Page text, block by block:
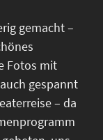
gemacht –
Fotos mit
gespannt
– da